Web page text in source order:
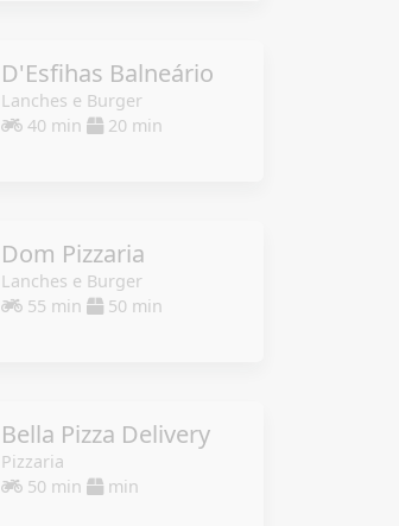
D'Esfihas Balneário
Lanches e Burger
40 min
20 min
Dom Pizzaria
Lanches e Burger
55 min
50 min
Bella Pizza Delivery
Pizzaria
50 min
min